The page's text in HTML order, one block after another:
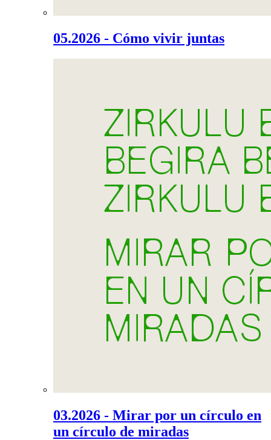
05.2026 - Cómo vivir juntas
03.2026 - Mirar por un círculo en
un círculo de miradas